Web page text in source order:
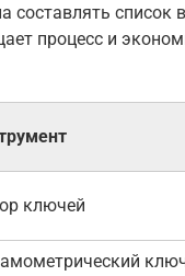
составлять список
процесс и
ключей